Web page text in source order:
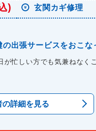
) 玄関カギ修理
出張サービスをおこな
忙しい方でも気兼ねな
の詳細を見る